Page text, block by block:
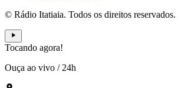
© Rádio Itatiaia. Todos os direitos reservados.
Tocando agora!
Ouça ao vivo / 24h